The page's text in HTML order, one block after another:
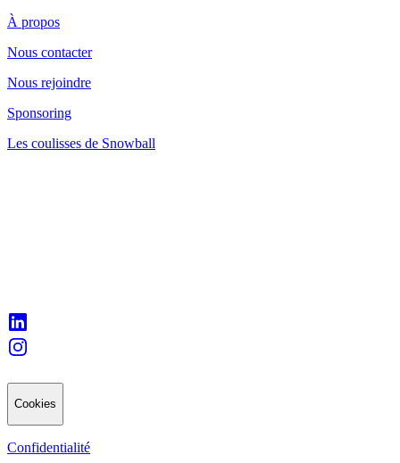
À propos
Nous contacter
Nous rejoindre
Sponsoring
Les coulisses de Snowball
Cookies
Confidentialité